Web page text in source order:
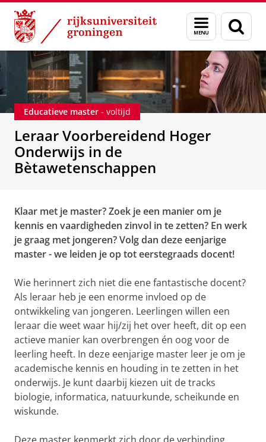
Skip
Content
Skip
Navigation
Menu
en
zoeken
Leraar Voorbereidend Hoger Onderwijs in de
Educatieve master - voltijd
Leraar Voorbereidend Hoger
Onderwijs in de
Bètawetenschappen
Klaar met je master? Zoek je een manier om je
kennis en vaardigheden zinvol in te zetten? En werk
je graag met jongeren? Volg dan deze eenjarige
master - we leiden je op tot eerstegraads docent!
Wie herinnert zich niet die ene fantastische docent?
Als leraar heb je een enorme invloed op de
ontwikkeling van jongeren. Leerlingen willen een
leraar die weet waar hij/zij het over heeft, dit op een
actieve manier kan overbrengen én oog voor de
leerling heeft. In deze eenjarige master leer je om je
academische kennis en houding in te zetten in het
onderwijs. Je kunt daarbij kiezen uit de tracks
biologie, informatica, natuurkunde, scheikunde en
wiskunde.